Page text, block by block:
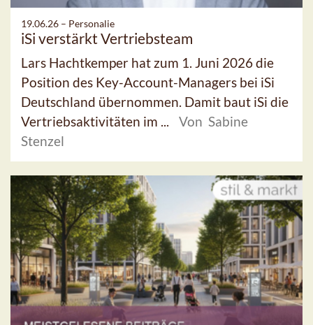
19.06.26 – Personalie
iSi verstärkt Vertriebsteam
Lars Hachtkemper hat zum 1. Juni 2026 die
Position des Key-Account-Managers bei iSi
Deutschland übernommen. Damit baut iSi die
Vertriebsaktivitäten im ...
Von Sabine
Stenzel